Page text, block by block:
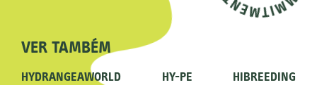
VER TAMBÉM
HYDRANGEAWORLD HY-PE HIBREEDING